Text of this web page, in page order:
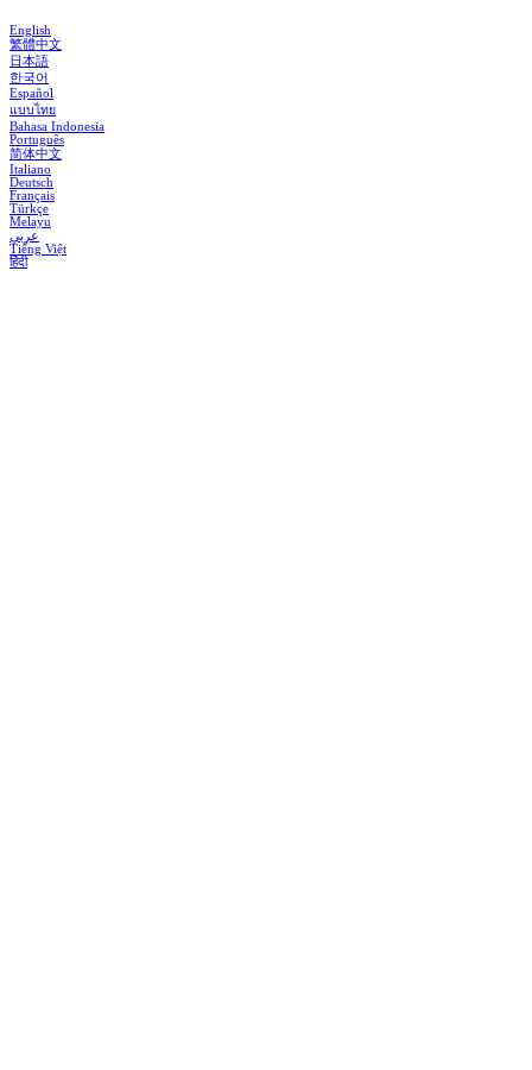
English
繁體中文
日本語
한국어
Español
แบบไทย
Bahasa Indonesia
Português
简体中文
Italiano
Deutsch
Français
Türkçe
Melayu
عربي
Tiếng Việt
हिंदी